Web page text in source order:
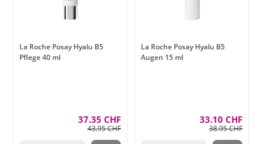
La Roche Posay Hyalu B5
Pflege 40 ml
37.35 CHF
43.95 CHF
La Roche Posay Hyalu B5
Augen 15 ml
33.10 CHF
38.95 CHF